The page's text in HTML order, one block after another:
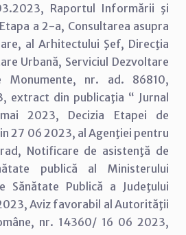
Raportul Informării şi
a 2-a, Consultarea asupra
al Arhitectului Şef, Direcţia
Urbană, Serviciul Dezvoltare
Monumente, nr. ad. 86810,
extract din publicaţia “ Jurnal
2023, Decizia Etapei de
27 06 2023, al Agenţiei pentru
Notificare de asistenţă de
publică al Ministerului
Sănătate Publică a Judeţului
Aviz favorabil al Autorităţii
nr. 14360/ 16 06 2023,